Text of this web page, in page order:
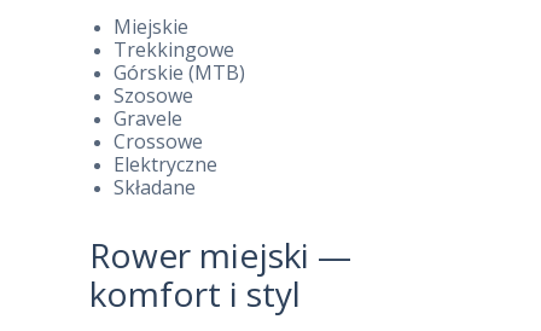
Miejskie
Trekkingowe
Górskie (MTB)
Szosowe
Gravele
Crossowe
Elektryczne
Składane
Rower miejski —
komfort i styl